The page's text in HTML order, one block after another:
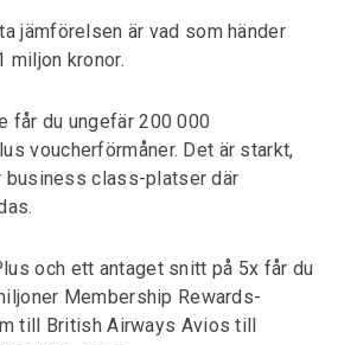
jämförelsen är vad som händer
miljon kronor.
får du ungefär 200 000
voucherförmåner. Det är starkt,
business class-platser där
och ett antaget snitt på 5x får du
Membership Rewards-
till British Airways Avios till